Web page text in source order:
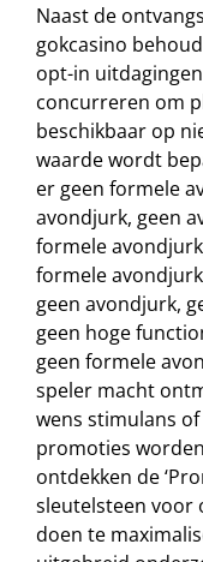
Naast de
gokcasino
opt-in
concurreren om
beschikbaar op
waarde wordt
er geen formele
avondjurk, geen
formele
formele
geen avondjurk,
geen hoge
geen formele
speler macht
wens stimulans
promoties
ontdekken de
sleutelsteen voor
doen te